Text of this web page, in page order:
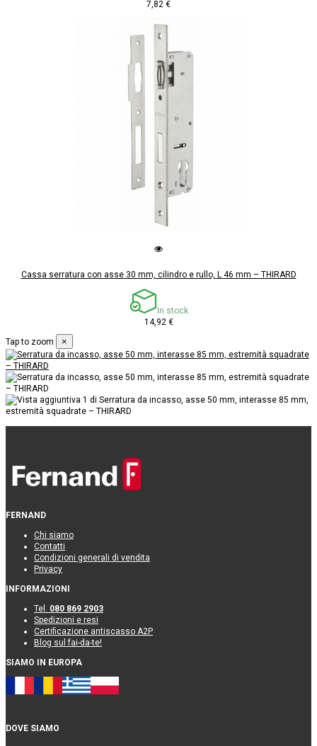
7,82 €
Cassa serratura con asse 30 mm, cilindro e rullo, L 46 mm – THIRARD
In stock
14,92 €
Tap to zoom
×
FERNAND
Chi siamo
Contatti
Condizioni generali di vendita
Privacy
INFORMAZIONI
Tel. 080 869 2903
Spedizioni e resi
Certificazione antiscasso A2P
Blog sul fai-da-te!
SIAMO IN EUROPA
DOVE SIAMO